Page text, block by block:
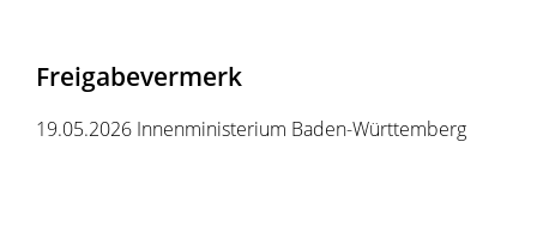
Freigabevermerk
19.05.2026 Innenministerium Baden-Württemberg